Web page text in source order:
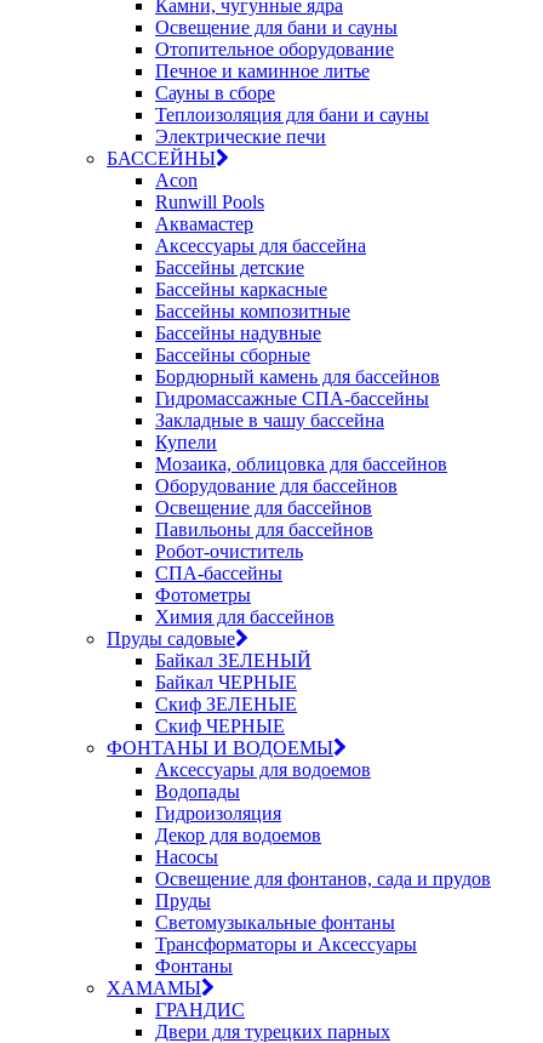
Камни, чугунные ядра
Освещение для бани и сауны
Отопительное оборудование
Печное и каминное литье
Сауны в сборе
Теплоизоляция для бани и сауны
Электрические печи
БАССЕЙНЫ
Acon
Runwill Pools
Аквамастер
Аксессуары для бассейна
Бассейны детские
Бассейны каркасные
Бассейны композитные
Бассейны надувные
Бассейны сборные
Бордюрный камень для бассейнов
Гидромассажные СПА-бассейны
Закладные в чашу бассейна
Купели
Мозаика, облицовка для бассейнов
Оборудование для бассейнов
Освещение для бассейнов
Павильоны для бассейнов
Робот-очиститель
СПА-бассейны
Фотометры
Химия для бассейнов
Пруды садовые
Байкал ЗЕЛЕНЫЙ
Байкал ЧЕРНЫЕ
Скиф ЗЕЛЕНЫЕ
Скиф ЧЕРНЫЕ
ФОНТАНЫ И ВОДОЕМЫ
Аксессуары для водоемов
Водопады
Гидроизоляция
Декор для водоемов
Насосы
Освещение для фонтанов, сада и прудов
Пруды
Светомузыкальные фонтаны
Трансформаторы и Аксессуары
Фонтаны
ХАМАМЫ
ГРАНДИС
Двери для турецких парных